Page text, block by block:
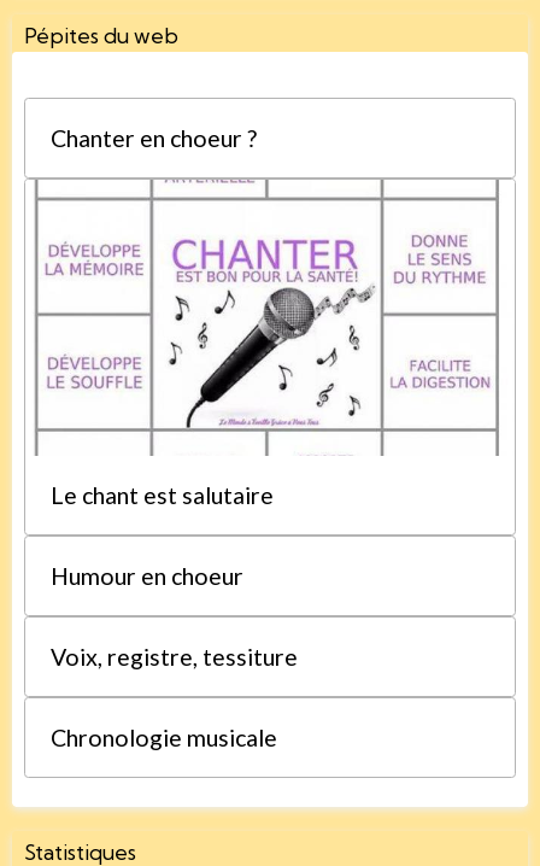
Pépites du web
Chanter en choeur ?
Le chant est salutaire
Humour en choeur
Voix, registre, tessiture
Chronologie musicale
Statistiques